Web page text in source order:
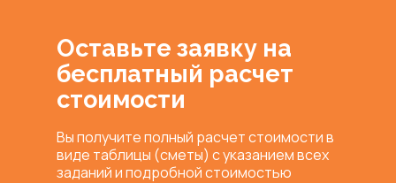
Вы получите полный расчет стоимости в
виде таблицы (сметы) с указанием всех
заданий и подробной стоимостью
Оставьте заявку на
бесплатный расчет
стоимости